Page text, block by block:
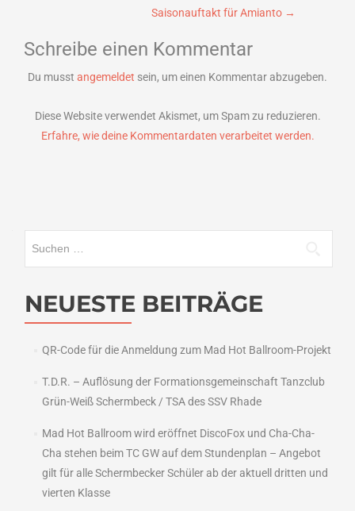
Saisonauftakt für Amianto →
Schreibe einen Kommentar
Du musst angemeldet sein, um einen Kommentar abzugeben.
Diese Website verwendet Akismet, um Spam zu reduzieren.
Erfahre, wie deine Kommentardaten verarbeitet werden.
NEUESTE BEITRÄGE
QR-Code für die Anmeldung zum Mad Hot Ballroom-Projekt
T.D.R. – Auflösung der Formationsgemeinschaft Tanzclub
Grün-Weiß Schermbeck / TSA des SSV Rhade
Mad Hot Ballroom wird eröffnet DiscoFox und Cha-Cha-
Cha stehen beim TC GW auf dem Stundenplan – Angebot
gilt für alle Schermbecker Schüler ab der aktuell dritten und
vierten Klasse